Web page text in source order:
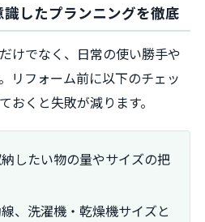
したプランニングを徹底
けでなく、日常の使い勝手や
リフォーム前に以下のチェッ
おくと失敗が減ります。
したい物の量やサイズの把
、洗濯機・乾燥機サイズと